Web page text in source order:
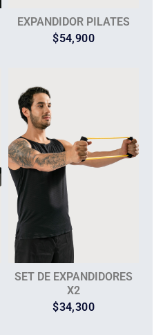
EXPANDIDOR PILATES
$54,900
SET DE EXPANDIDORES
X2
$34,300